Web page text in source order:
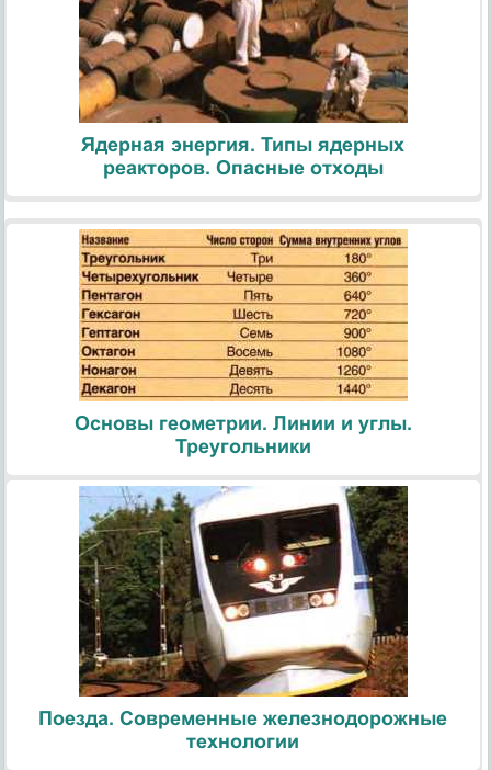
Ядерная энергия. Типы ядерных
реакторов. Опасные отходы
Основы геометрии. Линии и углы.
Треугольники
Поезда. Современные железнодорожные
технологии